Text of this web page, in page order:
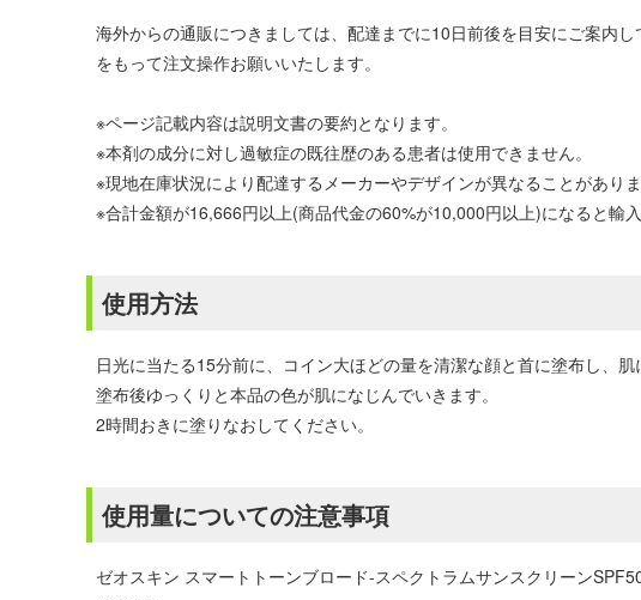
海外からの通販につきましては、配達までに10日前後を目安にご案内
をもって注文操作お願いいたします。
※ページ記載内容は説明文書の要約となります。
※本剤の成分に対し過敏症の既往歴のある患者は使用できません。
※現地在庫状況により配達するメーカーやデザインが異なることがありま
※合計金額が16,666円以上(商品代金の60%が10,000円以上)になると輸
使用方法
日光に当たる15分前に、コイン大ほどの量を清潔な顔と首に塗布し、肌
塗布後ゆっくりと本品の色が肌になじんでいきます。
2時間おきに塗りなおしてください。
使用量についての注意事項
ゼオスキン スマートトーンブロード-スペクトラムサンスクリーン